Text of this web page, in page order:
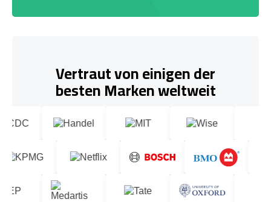
Vertraut von einigen der
besten Marken weltweit